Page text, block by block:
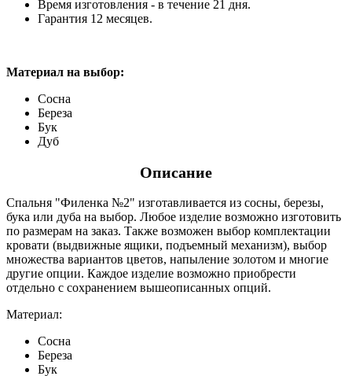
Время изготовления - в течение 21 дня.
Гарантия 12 месяцев.
Материал на выбор:
Сосна
Береза
Бук
Дуб
Описание
Спальня "Филенка №2" изготавливается из сосны, березы,
бука или дуба на выбор. Любое изделие возможно изготовить
по размерам на заказ. Также возможен выбор комплектации
кровати (выдвижные ящики, подъемный механизм), выбор
множества вариантов цветов, напыление золотом и многие
другие опции. Каждое изделие возможно приобрести
отдельно с сохранением вышеописанных опций.
Материал:
Сосна
Береза
Бук